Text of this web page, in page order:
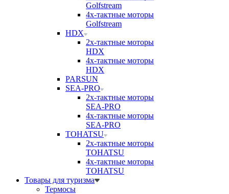
Golfstream
4х-тактные моторы
Golfstream
HDX
2х-тактные моторы
HDX
4х-тактные моторы
HDX
PARSUN
SEA-PRO
2х-тактные моторы
SEA-PRO
4х-тактные моторы
SEA-PRO
TOHATSU
2х-тактные моторы
TOHATSU
4х-тактные моторы
TOHATSU
Товары для туризма
Термосы